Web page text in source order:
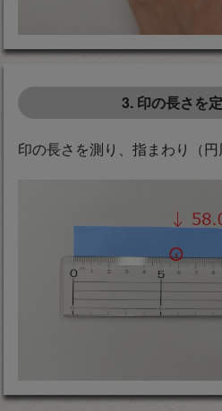
3. 印の長さを
印の長さを測り、指まわり（円